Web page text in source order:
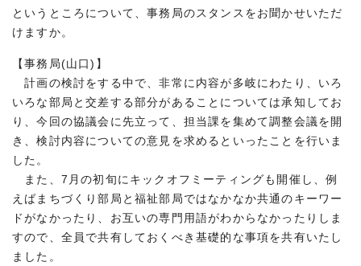
というところについて、事務局のスタンスをお聞かせいただ
けますか。
【事務局(山口)】
計画の検討をする中で、非常に内容が多岐にわたり、いろ
いろな部局と交差する部分があることについては承知してお
り、今回の協議会に先立って、担当課を集めて調整会議を開
き、検討内容についての意見を求めるといったことを行いま
した。
また、7月の初旬にキックオフミーティングも開催し、例
えばまちづくり部局と福祉部局ではなかなか共通のキーワー
ドがなかったり、お互いの専門用語がわからなかったりしま
すので、全員で共有しておくべき基礎的な事項を共有いたし
ました。